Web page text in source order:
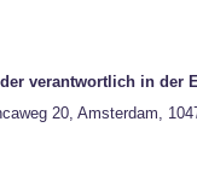
verantwortlich in der
20, Amsterdam,